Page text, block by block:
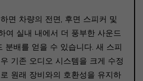
면 차량의 전면, 후면 스피커 및
여 실내 내에서 더 풍부한 사운드
분배를 얻을 수 있습니다. 새 스피
기존 오디오 시스템을 크게 수정
원래 장비와의 호환성을 유지하